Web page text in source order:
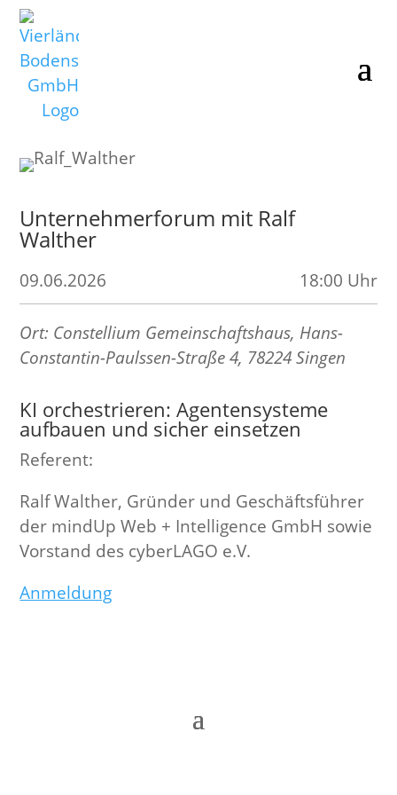
Unternehmerforum mit Ralf
Walther
09.06.2026 18:00 Uhr
Ort: Constellium Gemeinschaftshaus, Hans-
Constantin-Paulssen-Straße 4, 78224 Singen
KI orchestrieren: Agentensysteme
aufbauen und sicher einsetzen
Referent:
Ralf Walther, Gründer und Geschäftsführer
der mindUp Web + Intelligence GmbH sowie
Vorstand des cyberLAGO e.V.
Anmeldung